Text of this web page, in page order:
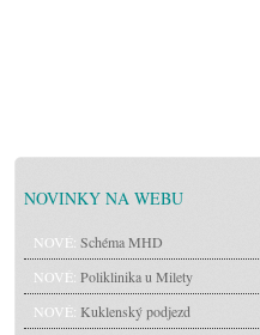
NOVINKY NA WEBU
NOVÉ: Schéma MHD
NOVÉ: Poliklinika u Milety
NOVÉ: Kuklenský podjezd